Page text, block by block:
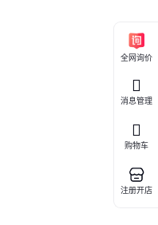
全网询价
消息管理
购物车
注册开店